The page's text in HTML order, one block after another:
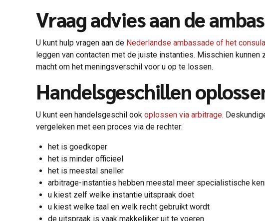
Vraag advies aan de
U kunt hulp vragen aan de Nederlandse ambassade of het
leggen van contacten met de juiste instanties. Misschien
macht om het meningsverschil voor u op te lossen.
Handelsgeschillen
U kunt een handelsgeschil ook oplossen via arbitrage.
vergeleken met een proces via de rechter:
het is goedkoper
het is minder officieel
het is meestal sneller
arbitrage-instanties hebben meestal meer specialistische
u kiest zelf welke instantie uitspraak doet
u kiest welke taal en welk recht gebruikt wordt
de uitspraak is vaak makkelijker uit te voeren